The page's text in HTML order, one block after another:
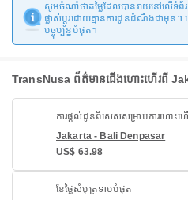
សូមចំណាំថាតម្លៃដែលបានរាយនៅលើទំ
ផ្លាស់ប្តូរដោយគ្មានការជូនដំណឹងជាមុន
បច្ចុប្បន្នបំផុត។
TransNusa ព័ត៌មានជើងហោះហើរពី
ការផ្តល់ជូនពិសេសសម្រាប់ការហោះហើ
Jakarta - Bali Denpasar
US$ 63.98
ខែថ្លៃសំបុត្រទាបបំផុត